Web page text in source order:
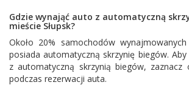
Gdzie wynająć auto z automatyczną
mieście Słupsk?
Około 20% samochodów
posiada automatyczną skrzynię biegów.
z automatyczną skrzynią biegów, zaznacz
podczas rezerwacji auta.